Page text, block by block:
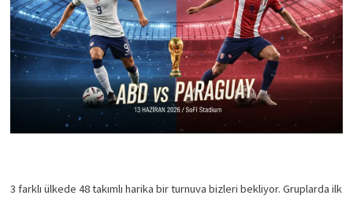
3 farklı ülkede 48 takımlı harika bir turnuva bizleri bekliyor. Gruplarda ilk